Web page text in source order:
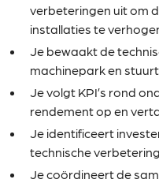
verbeteringen uit om
installaties te
Je bewaakt de
machinepark en
Je volgt KPI’s rond
rendement op en
Je identificeert
technische
Je coördineert de